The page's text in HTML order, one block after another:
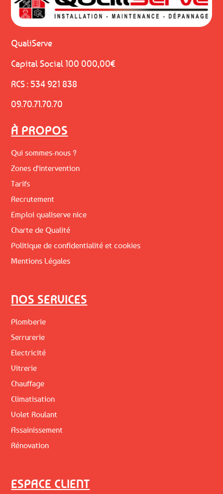
QualiServe
Capital Social 100 000,00€
RCS : 534 921 838
09.70.71.70.70
À PROPOS
Qui sommes-nous ?
Zones d'intervention
Tarifs
Recrutement
Emploi qualiserve nice
Charte de Qualité
Politique de confidentialité et cookies
Mentions Légales
NOS SERVICES
Plomberie
Serrurerie
Electricité
Vitrerie
Chauffage
Climatisation
Volet Roulant
Assainissement
Rénovation
ESPACE CLIENT